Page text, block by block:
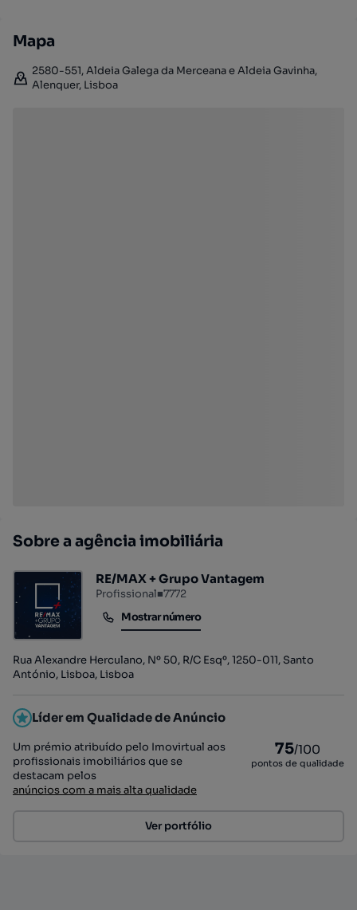
Mapa
2580-551, Aldeia Galega da Merceana e Aldeia Gavinha,
Alenquer, Lisboa
Sobre a agência imobiliária
RE/MAX + Grupo Vantagem
Profissional■7772
Mostrar número
Mostrar número
Rua Alexandre Herculano, Nº 50, R/C Esqº, 1250-011, Santo
António, Lisboa, Lisboa
Líder em Qualidade de Anúncio
Um prémio atribuído pelo Imovirtual aos
profissionais imobiliários que se
destacam pelos
anúncios com a mais alta qualidade
75/100
pontos de qualidade
Ver portfólio